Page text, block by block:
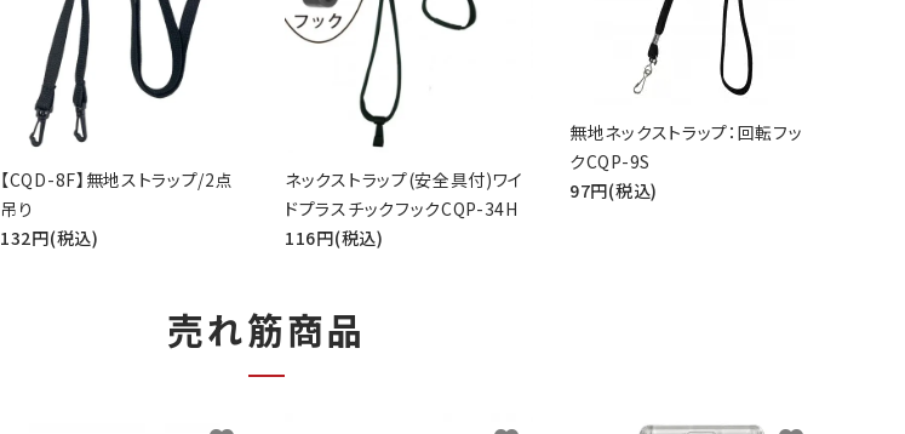
【CQD-8F】無地ストラップ/2点
吊り
132円(税込)
ネックストラップ(安全具付)ワイ
ドプラスチックフックCQP-34H
116円(税込)
無地ネックストラップ：回転フッ
クCQP-9S
97円(税込)
売れ筋商品